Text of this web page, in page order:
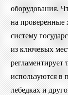
оборудования.
на проверенные
систему
из ключевых
регламентирует
используются в
лебедках и